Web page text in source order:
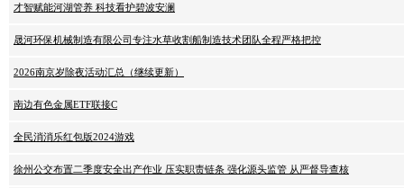
才智赋能河湖管养 科技看护碧波安澜
晟河环保机械制造有限公司专注水草收割船制造技术团队全程严格把控
2026南京岁除夜活动汇总（继续更新）
南边有色金属ETF联接C
全民消消乐红包版2024游戏
徐州公交布置二季度安全出产作业 压实职责链条 强化源头监管 从严督导查核